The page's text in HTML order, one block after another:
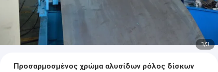
1/3
Προσαρμοσμένος χρώμα αλυσίδων ρόλος δίσκων